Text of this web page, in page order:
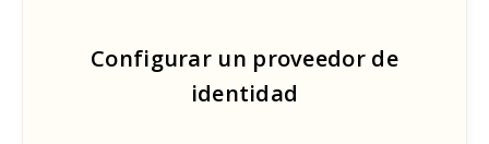
Configurar un proveedor de
identidad